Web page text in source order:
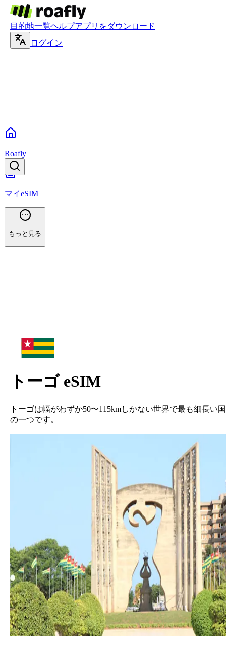
目的地一覧ヘルプアプリをダウンロード
ログイン
Roafly
マイeSIM
もっと見る
トーゴeSIM
トーゴは幅がわずか50〜115kmしかない世界で最も細長い国
の一つです。